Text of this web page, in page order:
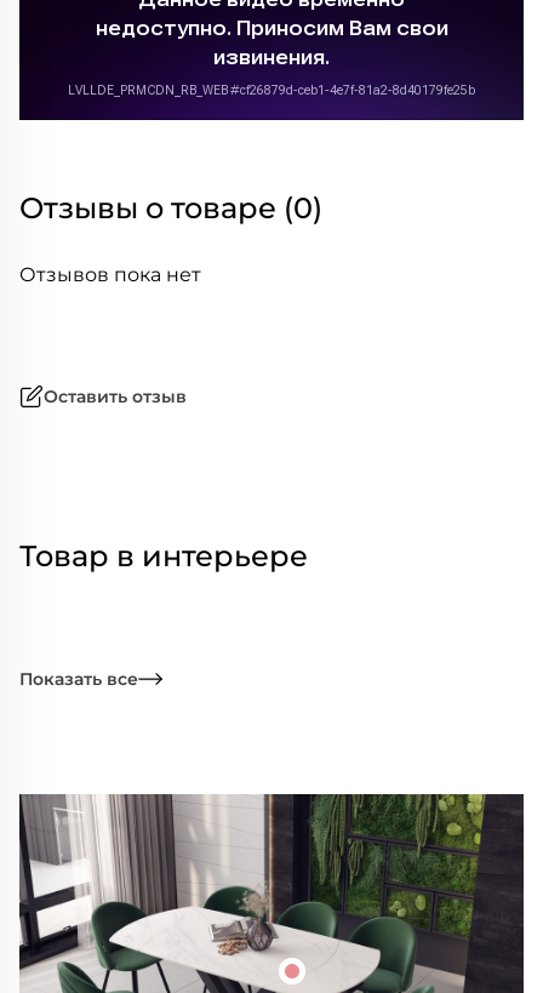
Отзывы о товаре (0)
Отзывов пока нет
Оставить отзыв
Товар в интерьере
Показать все